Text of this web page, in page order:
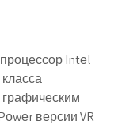
Intеl
графическим
версии VR